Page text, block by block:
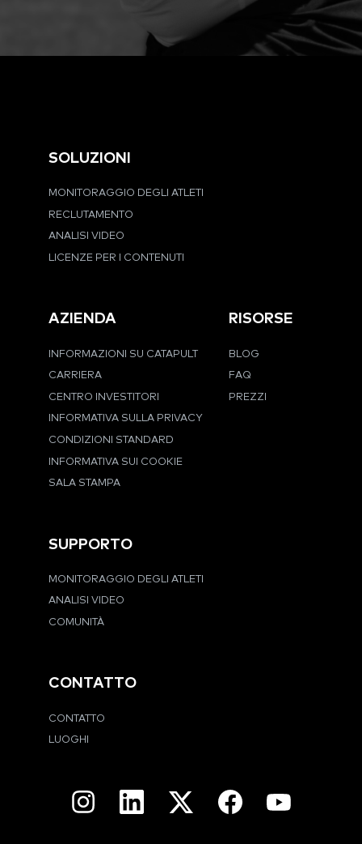
SOLUZIONI
MONITORAGGIO DEGLI ATLETI
RECLUTAMENTO
ANALISI VIDEO
LICENZE PER I CONTENUTI
AZIENDA
INFORMAZIONI SU CATAPULT
CARRIERA
CENTRO INVESTITORI
INFORMATIVA SULLA PRIVACY
CONDIZIONI STANDARD
INFORMATIVA SUI COOKIE
SALA STAMPA
RISORSE
BLOG
FAQ
PREZZI
SUPPORTO
MONITORAGGIO DEGLI ATLETI
ANALISI VIDEO
COMUNITÀ
CONTATTO
CONTATTO
LUOGHI